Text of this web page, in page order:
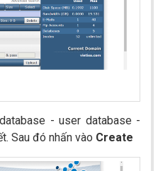
- user database -
Sau đó nhấn vào Create